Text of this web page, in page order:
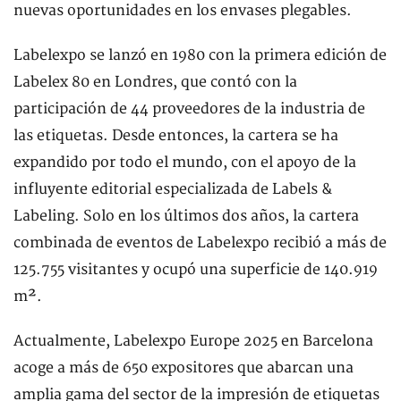
nuevas oportunidades en los envases plegables.
Labelexpo se lanzó en 1980 con la primera edición de
Labelex 80 en Londres, que contó con la
participación de 44 proveedores de la industria de
las etiquetas. Desde entonces, la cartera se ha
expandido por todo el mundo, con el apoyo de la
influyente editorial especializada de Labels &
Labeling. Solo en los últimos dos años, la cartera
combinada de eventos de Labelexpo recibió a más de
125.755 visitantes y ocupó una superficie de 140.919
m².
Actualmente, Labelexpo Europe 2025 en Barcelona
acoge a más de 650 expositores que abarcan una
amplia gama del sector de la impresión de etiquetas